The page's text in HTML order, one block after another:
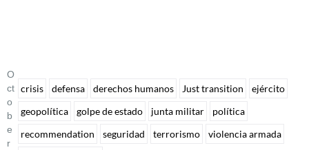
O
Ct
O
B
E
R
crisis defensa derechos humanos Just transition
ejército
geopolítica
golpe de estado junta militar
política
recommendation
seguridad terrorismo
violencia armada